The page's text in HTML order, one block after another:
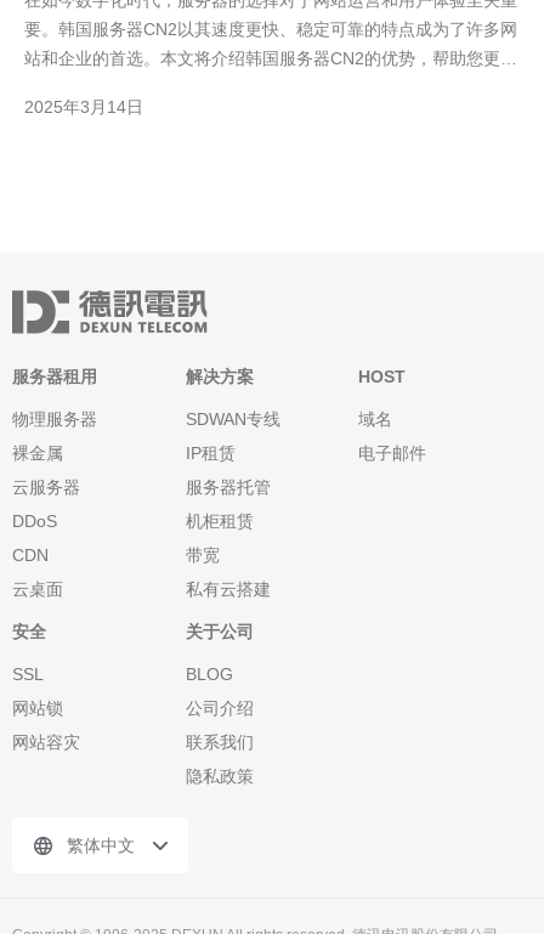
要。韩国服务器CN2以其速度更快、稳定可靠的特点成为了许多网
站和企业的首选。本文将介绍韩国服务器CN2的优势，帮助您更好
的网络基础设施和技术支持，使得其在速度方面具备明显的优势。
2025年3月14日
服务器租用
物理服务器
裸金属
云服务器
DDoS
CDN
云桌面
解决方案
SDWAN专线
IP租赁
服务器托管
机柜租赁
带宽
私有云搭建
HOST
域名
电子邮件
安全
SSL
网站锁
网站容灾
关于公司
BLOG
公司介绍
联系我们
隐私政策
繁体中文